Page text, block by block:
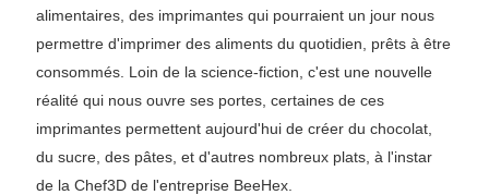
alimentaires, des imprimantes qui pourraient un jour nous
permettre d'imprimer des aliments du quotidien, prêts à être
consommés. Loin de la science-fiction, c'est une nouvelle
réalité qui nous ouvre ses portes, certaines de ces
imprimantes permettent aujourd'hui de créer du chocolat,
du sucre, des pâtes, et d'autres nombreux plats, à l'instar
de la Chef3D de l'entreprise BeeHex.